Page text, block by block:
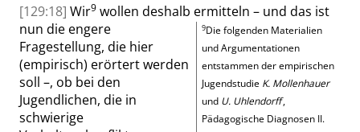
[129:18] Wir9
9Die folgenden Materialien
und Argumentationen
entstammen der empirischen
Jugendstudie K. Mollenhauer
und U. Uhlendorff,
Pädagogische Diagnosen II.
wollen deshalb ermitteln – und das ist
nun die engere
Fragestellung, die hier
(empirisch) erörtert werden
soll –, ob bei den
Jugendlichen, die in
schwierige